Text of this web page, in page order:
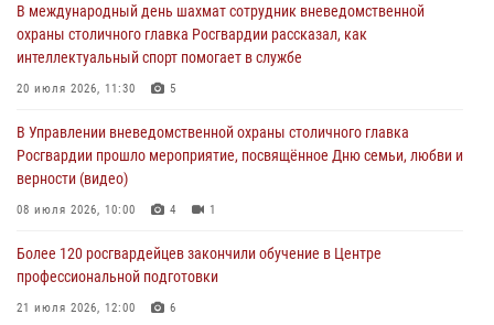
боевому самбо. (видео)
04 августа 2026, 14:00
Офицер Росгвардии стал гостем прямого эфира на «Радио Москвы»
04 августа 2026, 12:28
В Москве росгвардейцы задержали подозреваемого в нападении
на охранника торгового центра (видео)
В Главном управлении Росгвардии по городу Москве подвели итоги
работы подразделений за прошедший месяц
В международный день шахмат сотрудник вневедомственной
охраны столичного главка Росгвардии рассказал, как
интеллектуальный спорт помогает в службе
20 июля 2026, 11:30 5
В Управлении вневедомственной охраны столичного главка
Росгвардии прошло мероприятие, посвящённое Дню семьи, любви и
верности (видео)
08 июля 2026, 10:00 4 1
Более 120 росгвардейцев закончили обучение в Центре
профессиональной подготовки
21 июля 2026, 12:00 6